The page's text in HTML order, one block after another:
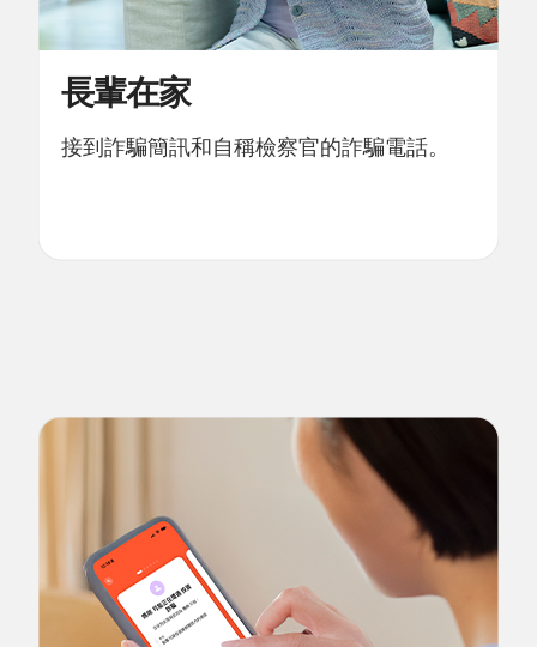
長輩在家
接到詐騙簡訊和自稱檢察官的詐騙電話。